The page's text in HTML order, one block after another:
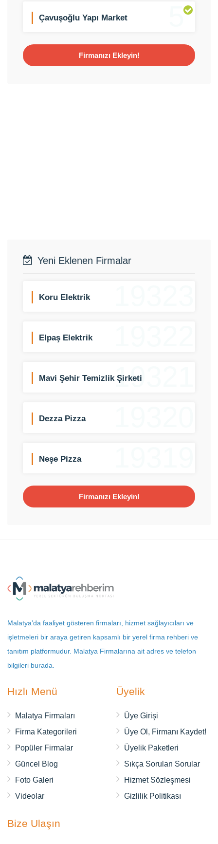
5
Çavuşoğlu Yapı Market
Firmanızı Ekleyin!
Yeni Eklenen Firmalar
Koru Elektrik
Elpaş Elektrik
19321
Mavi Şehir Temizlik Şirketi
Dezza Pizza
Neşe Pizza
Firmanızı Ekleyin!
Malatya’da faaliyet gösteren firmaları, hizmet sağlayıcıları ve
işletmeleri bir araya getiren kapsamlı bir yerel firma rehberi ve
tanıtım platformudur. Malatya Firmalarına ait adres ve telefon
bilgileri burada.
Hızlı Menü
Malatya Firmaları
Firma Kategorileri
Popüler Firmalar
Güncel Blog
Foto Galeri
Videolar
Üyelik
Üye Girişi
Üye Ol, Firmanı Kaydet!
Üyelik Paketleri
Sıkça Sorulan Sorular
Hizmet Sözleşmesi
Gizlilik Politikası
Bize Ulaşın